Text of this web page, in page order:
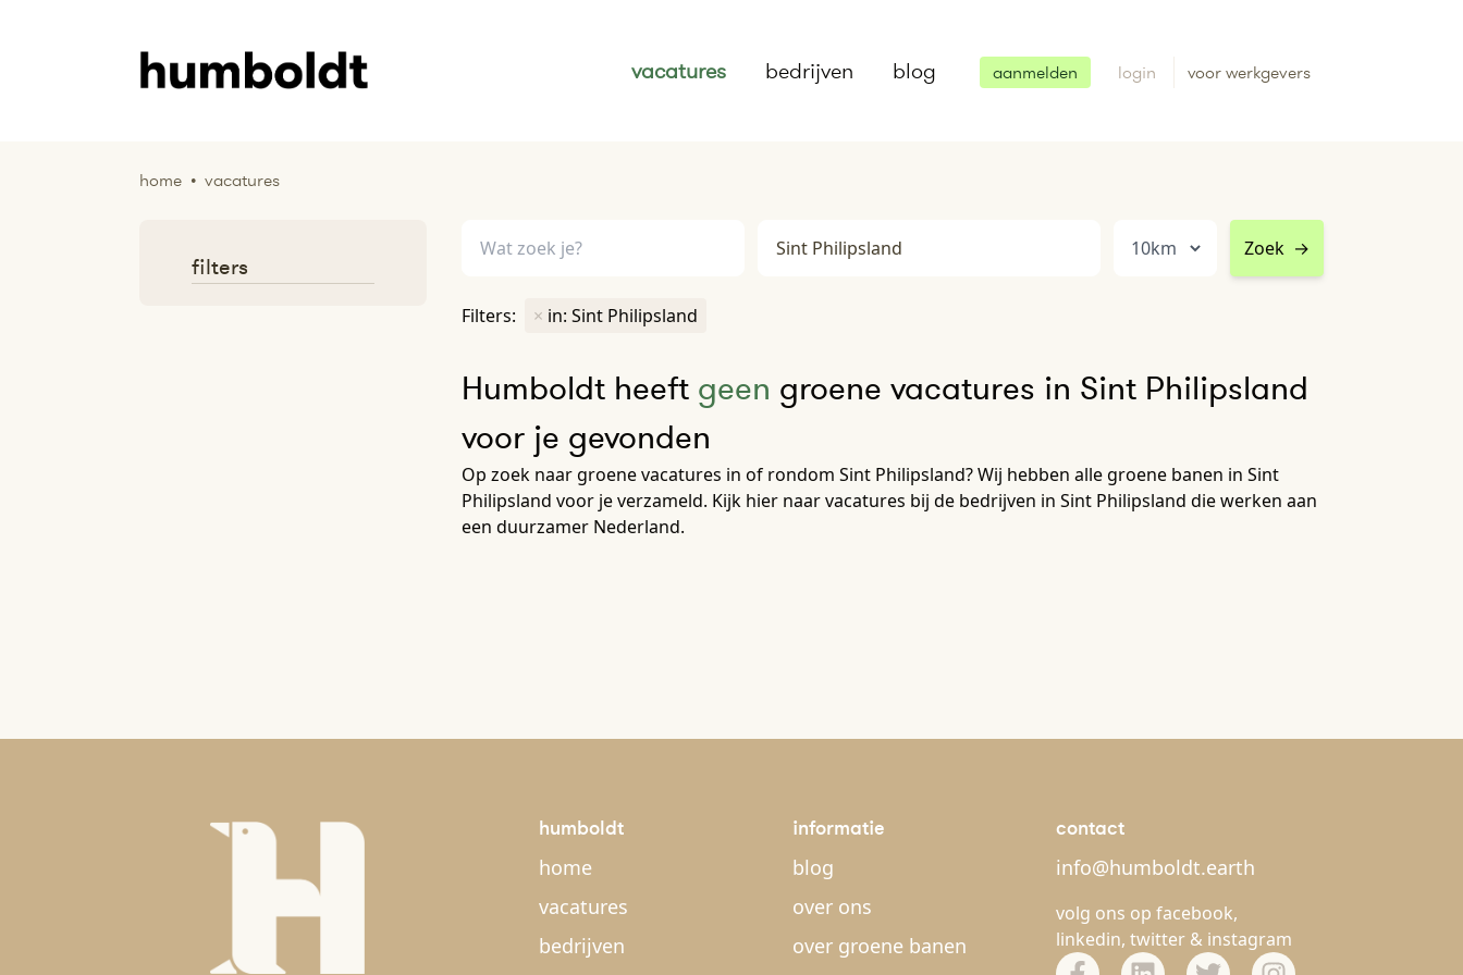
vacatures bedrijven blog aanmelden login voor werkgevers
home • vacatures
Zoek →
Filters: × in: Sint Philipsland
Humboldt heeft geen groene vacatures in Sint Philipsland
voor je gevonden
Op zoek naar groene vacatures in of rondom Sint Philipsland? Wij hebben alle groene banen in Sint
Philipsland voor je verzameld. Kijk hier naar vacatures bij de bedrijven in Sint Philipsland die werken aan
een duurzamer Nederland.
filters
humboldt
home
vacatures
bedrijven
informatie
blog
over ons
over groene banen
contact
info@humboldt.earth
volg ons op facebook,
linkedin, twitter & instagram